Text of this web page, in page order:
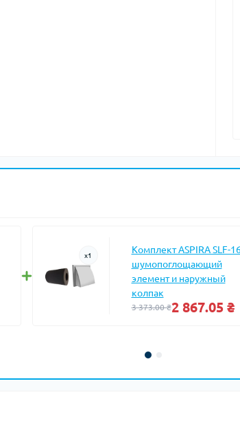
x1
Комплект ASPIRA SLF-
шумопоглощающий
элемент и наружный
колпак
3 373.00 ₴2 867.05 ₴